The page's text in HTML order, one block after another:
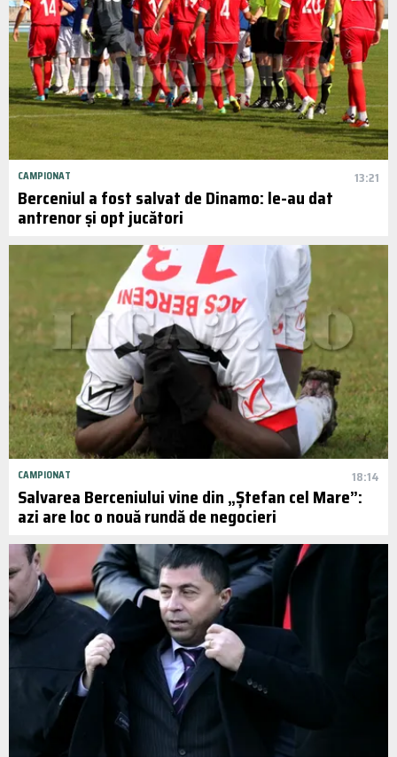
CAMPIONAT 13:21
Berceniul a fost salvat de Dinamo: le-au dat
antrenor și opt jucători
CAMPIONAT 18:14
Salvarea Berceniului vine din „Ștefan cel Mare”:
azi are loc o nouă rundă de negocieri